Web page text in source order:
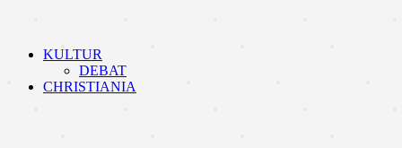
KULTUR
DEBAT
CHRISTIANIA